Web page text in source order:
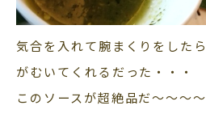
気合を入れて腕まくりをした
がむいてくれるだった・・・
このソースが超絶品だ～～～